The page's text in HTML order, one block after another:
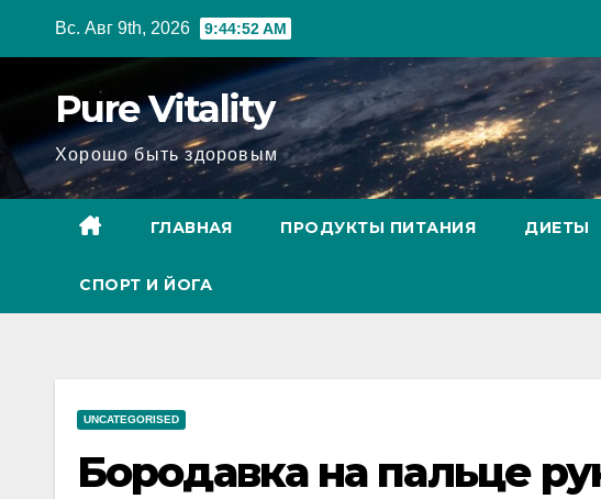
Вс. Авг 9th, 2026 9:44:53 AM
Pure Vitality
Хорошо быть здоровым
ГЛАВНАЯ ПРОДУКТЫ ПИТАНИЯ ДИЕТЫ
СПОРТ И ЙОГА
UNCATEGORISED
Бородавка на пальце